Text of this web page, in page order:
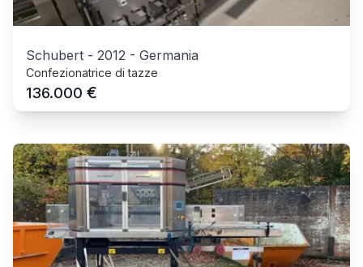
Schubert - 2012 - Germania
Confezionatrice di tazze
136.000 €